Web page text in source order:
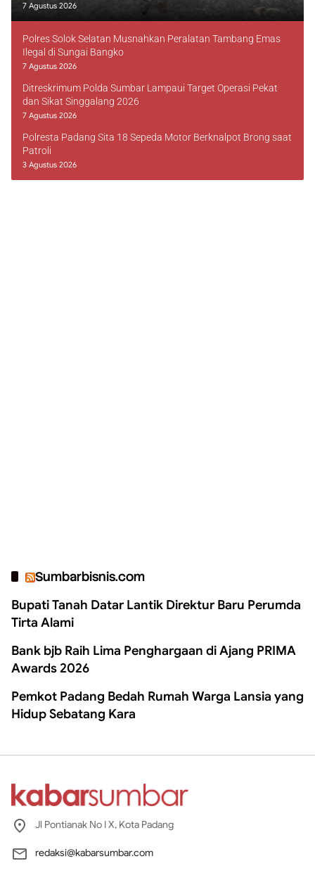
7 Agustus 2026
Polres Solok Selatan Musnahkan Peralatan Tambang Emas
Ilegal di Sungai Bangko
7 Agustus 2026
Ditreskrimum Polda Sumbar Lampaui Target Operasi Pekat
dan Sikat Singgalang 2026
7 Agustus 2026
Polresta Padang Sita 18 Sepeda Motor Berknalpot Brong saat
Patroli
3 Agustus 2026
Sumbarbisnis.com
Bupati Tanah Datar Lantik Direktur Baru Perumda
Tirta Alami
Bank bjb Raih Lima Penghargaan di Ajang PRIMA
Awards 2026
Pemkot Padang Bedah Rumah Warga Lansia yang
Hidup Sebatang Kara
Jl Pontianak No I X, Kota Padang
redaksi@kabarsumbar.com